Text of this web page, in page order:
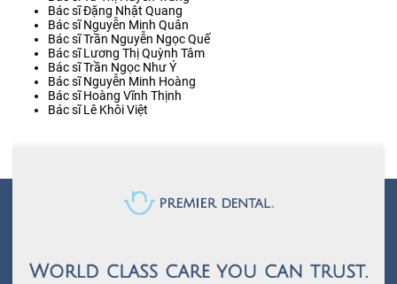
Bác sĩ Đặng Nhật Quang
Bác sĩ Nguyễn Minh Quân
Bác sĩ Trần Nguyễn Ngọc Quế
Bác sĩ Lương Thị Quỳnh Tâm
Bác sĩ Trần Ngọc Như Ý
Bác sĩ Nguyễn Minh Hoàng
Bác sĩ Hoàng Vĩnh Thịnh
Bác sĩ Lê Khôi Việt